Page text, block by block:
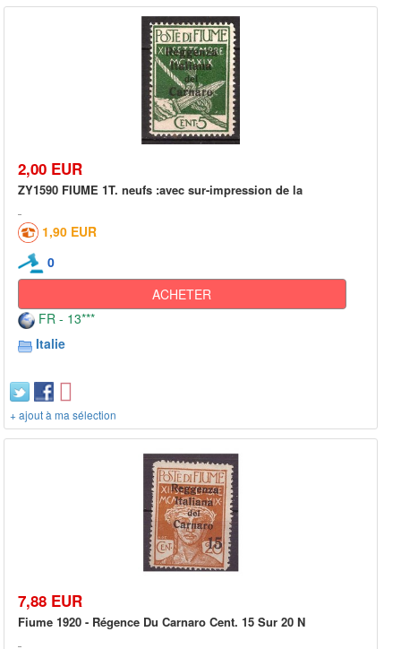
2,00 EUR
ZY1590 FIUME 1T. neufs :avec sur-impression de la
1,90 EUR
0
ACHETER
FR - 13***
Italie
+ ajout à ma sélection
7,88 EUR
Fiume 1920 - Régence Du Carnaro Cent. 15 Sur 20 N